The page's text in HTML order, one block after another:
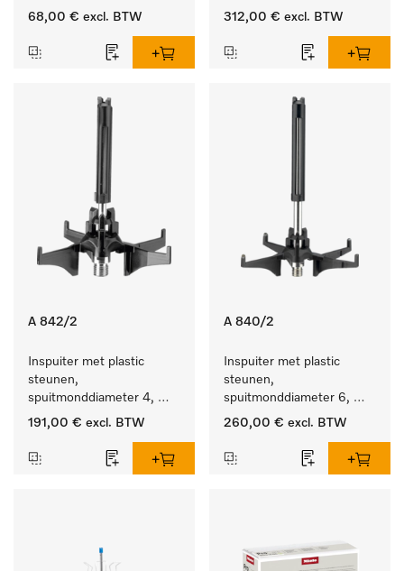
68,00 € excl. BTW
8, lengte 320 mm.
312,00 € excl. BTW
A 842/2
Inspuiter met plastic
steunen,
spuitmonddiameter 4,
lengte 90 mm, 10 stuks
191,00 € excl. BTW
A 840/2
Inspuiter met plastic
steunen,
spuitmonddiameter 6,
lengte 130 mm, 10 stuks.
260,00 € excl. BTW